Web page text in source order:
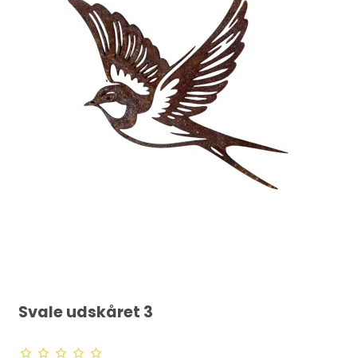
Svale udskåret 3